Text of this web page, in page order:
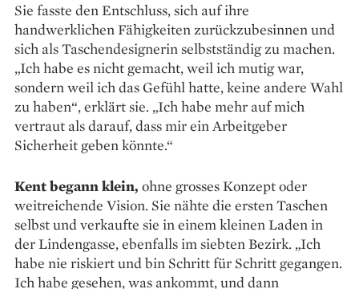
Sie fasste den Entschluss, sich auf ihre
handwerklichen Fähigkeiten zurückzubesinnen und
sich als Taschendesignerin selbstständig zu machen.
„Ich habe es nicht gemacht, weil ich mutig war,
sondern weil ich das Gefühl hatte, keine andere Wahl
zu haben“, erklärt sie. „Ich habe mehr auf mich
vertraut als darauf, dass mir ein Arbeitgeber
Sicherheit geben könnte.“
Kent begann klein, ohne grosses Konzept oder
weitreichende Vision. Sie nähte die ersten Taschen
selbst und verkaufte sie in einem kleinen Laden in
der Lindengasse, ebenfalls im siebten Bezirk. „Ich
habe nie riskiert und bin Schritt für Schritt gegangen.
Ich habe gesehen, was ankommt, und dann